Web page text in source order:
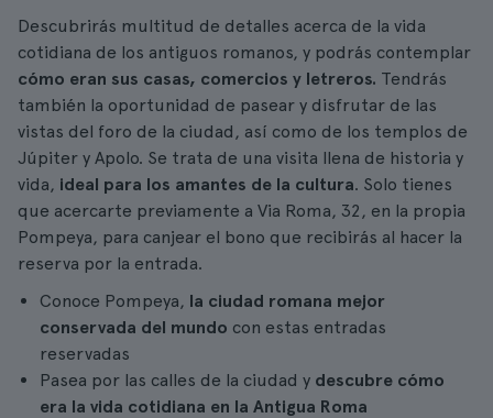
Descubrirás multitud de detalles acerca de la vida
cotidiana de los antiguos romanos, y podrás contemplar
cómo eran sus casas, comercios y letreros. Tendrás
también la oportunidad de pasear y disfrutar de las
vistas del foro de la ciudad, así como de los templos de
Júpiter y Apolo. Se trata de una visita llena de historia y
vida, ideal para los amantes de la cultura. Solo tienes
que acercarte previamente a Via Roma, 32, en la propia
Pompeya, para canjear el bono que recibirás al hacer la
reserva por la entrada.
Conoce Pompeya, la ciudad romana mejor
conservada del mundo con estas entradas
reservadas
Pasea por las calles de la ciudad y descubre cómo
era la vida cotidiana en la Antigua Roma